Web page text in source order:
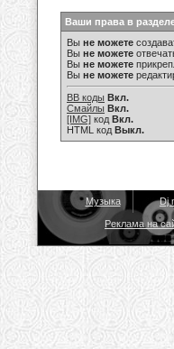
Ваши права в
Вы не можете
Вы не можете
Вы не можете
Вы не можете
BB коды Вкл.
Смайлы Вкл.
[IMG] код Вкл.
HTML код Выкл.
Музыка Dj
Реклама на